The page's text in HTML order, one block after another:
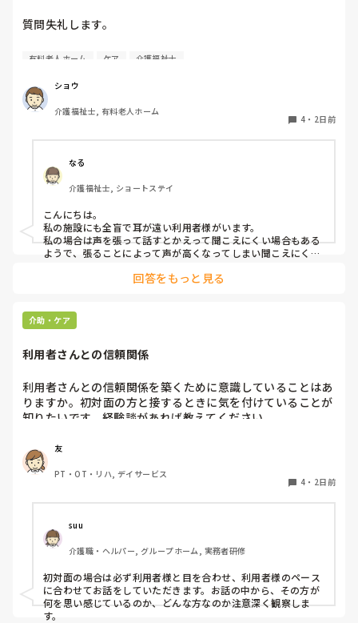
質問失礼します。
耳が遠く、目もあまり見えていない利用者様への声かけにつ
現在、私は「大きな声で、ゆっくり耳元でお話しする」とい
う方法で対応しています。
聞き取れると安心していただける方なので何とか理解しても
かり、痛めてしまうことがあります。
みなさんの職場で、このような方と関わる際に工夫している
ことや、喉に負担をかけずに意思疎通ができる良い方法など
よろしくお願いします。
有料老人ホーム ケア 介護福祉士
ショウ
介護福祉士, 有料老人ホーム
4 ・ 2日前
なる
介護福祉士, ショートステイ
こんにちは。
私の施設にも全盲で耳が遠い利用者様がいます。
私の場合は声を張って話すとかえって聞こえにくい場合もある
ようで、張ることによって声が高くなってしまい聞こえにくい
回答をもっと見る
介助・ケア
利用者さんとの信頼関係
利用者さんとの信頼関係を築くために意識していることはあ
りますか。初対面の方と接するときに気を付けていることが
知りたいです。経験談があれば教えてください。
友
PT・OT・リハ, デイサービス
4 ・ 2日前
suu
介護職・ヘルパー, グループホーム, 実務者研修
初対面の場合は必ず利用者様と目を合わせ、利用者様のペース
に合わせてお話をしていただきます。お話の中から、その方が
何を思い感じているのか、どんな方なのか注意深く観察しま
す。